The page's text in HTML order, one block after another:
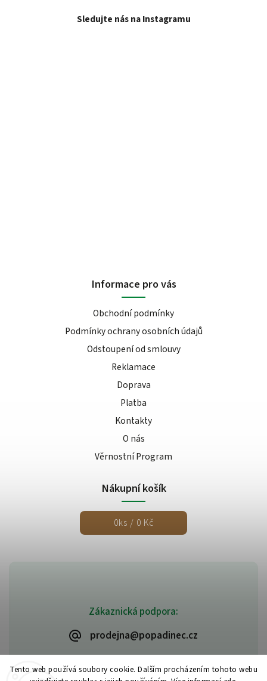
Tento web používá soubory cookie. Dalším procházením tohoto webu
Zákaznická podpora:
prodejna@popadinec.cz
Sledujte nás na Instagramu
Informace pro vás
Obchodní podmínky
Podmínky ochrany osobních údajů
Odstoupení od smlouvy
Reklamace
Doprava
Platba
Kontakty
O nás
Věrnostní Program
Nákupní košík
0ks / 0 Kč